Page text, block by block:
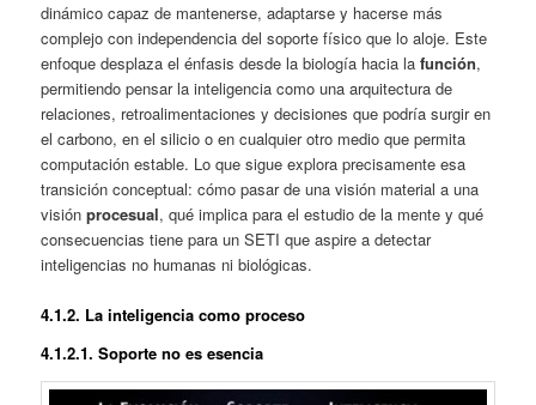
dinámico capaz de mantenerse, adaptarse y hacerse más
complejo con independencia del soporte físico que lo aloje. Este
enfoque desplaza el énfasis desde la biología hacia lafunción,
permitiendo pensar la inteligencia como una arquitectura de
relaciones, retroalimentaciones y decisiones que podría surgir en
el carbono, en el silicio o en cualquier otro medio que permita
computación estable. Lo que sigue explora precisamente esa
transición conceptual: cómo pasar de una visión material a una
visiónprocesual, qué implica para el estudio de la mente y qué
consecuencias tiene para un SETI que aspire a detectar
inteligencias no humanas ni biológicas.
4.1.2. La inteligencia como proceso
4.1.2.1. Soporte no es esencia